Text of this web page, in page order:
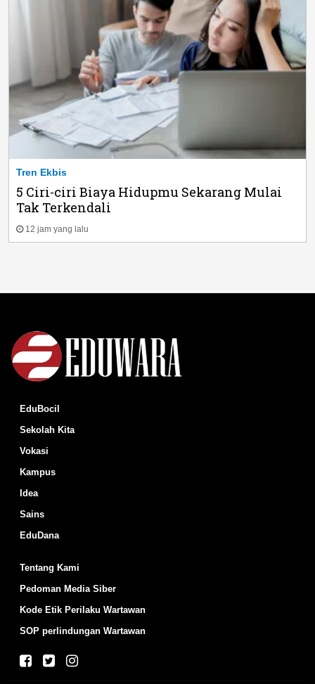
Tren Ekbis
5 Ciri-ciri Biaya Hidupmu Sekarang Mulai
Tak Terkendali
12 jam yang lalu
EduBocil
Sekolah Kita
Vokasi
Kampus
Idea
Sains
EduDana
Tentang Kami
Pedoman Media Siber
Kode Etik Perilaku Wartawan
SOP perlindungan Wartawan